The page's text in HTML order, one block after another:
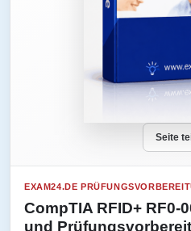
Seite
EXAM24.DE
CompTIA RFID+ RF0-
und